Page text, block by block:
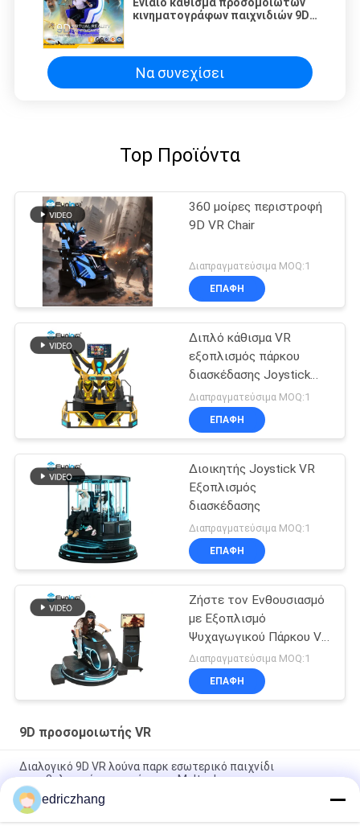
Ενιαίο κάθισμα προσομοιωτών
κινηματογράφων παιχνιδιών 9D
πλατφόρμα 360 °
Να συνεχίσει
Top Προϊόντα
360 μοίρες περιστροφή
9D VR Chair
Διαπραγματεύσιμα MOQ:1
ΕΠΑΦΉ
Διπλό κάθισμα VR
εξοπλισμός πάρκου
διασκέδασης Joystick
λειτουργεί
Διαπραγματεύσιμα MOQ:1
ΕΠΑΦΉ
Διοικητής Joystick VR
Εξοπλισμός
διασκέδασης
Διαπραγματεύσιμα MOQ:1
ΕΠΑΦΉ
Ζήστε τον Ενθουσιασμό
με Εξοπλισμό
Ψυχαγωγικού Πάρκου VR
55 ιντσών
Διαπραγματεύσιμα MOQ:1
ΕΠΑΦΉ
9D προσομοιωτής VR
Διαλογικό 9D VR λούνα παρκ εσωτερικό παιχνίδι
πυροβολισμού περπατήματος Multuplayer
VR εσωτερική 9D VR μηχανή παιχνιδιών προσομοιωτών
προσομοιωτών με 6 τον προσομοιωτή καθισμάτων 9d
edriczhang